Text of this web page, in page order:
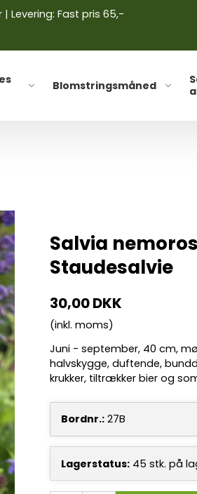
Levering: Fast pris 65,-
Blomstringsmåned
Salvia
Staudesalvie
30,00 DKK
(inkl. moms)
Juni - september, 40 cm,
halvskygge, duftende,
krukker, tiltrækker bier og
Bordnr.: 27B
Lagerstatus: 45 stk. på